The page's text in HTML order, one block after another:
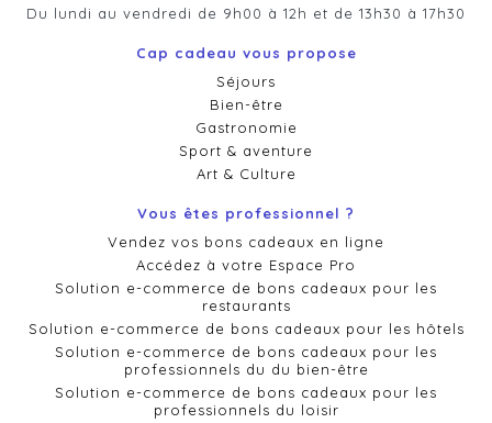
Du lundi au vendredi de 9h00 à 12h et de 13h30 à 17h30
Cap cadeau vous propose
Séjours
Bien-être
Gastronomie
Sport & aventure
Art & Culture
Vous êtes professionnel ?
Vendez vos bons cadeaux en ligne
Accédez à votre Espace Pro
Solution e-commerce de bons cadeaux pour les
restaurants
Solution e-commerce de bons cadeaux pour les hôtels
Solution e-commerce de bons cadeaux pour les
professionnels du du bien-être
Solution e-commerce de bons cadeaux pour les
professionnels du loisir